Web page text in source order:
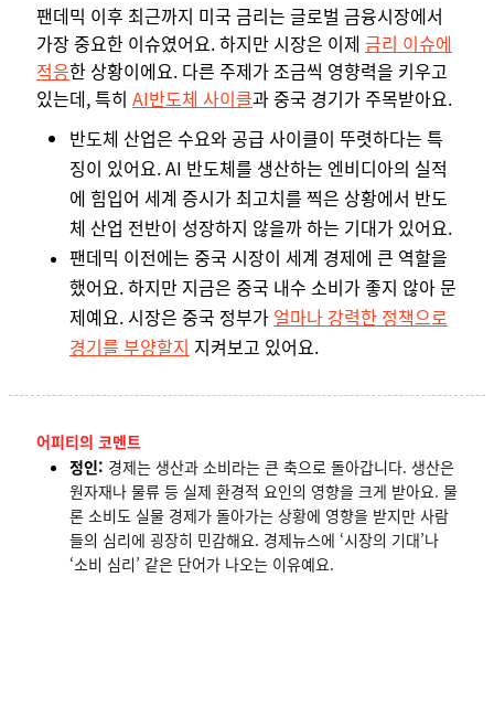
팬데믹 이후 최근까지 미국 금리는 글로벌 금융시장에서
가장 중요한 이슈였어요. 하지만 시장은 이제 금리 이슈에
적응한 상황이에요. 다른 주제가 조금씩 영향력을 키우고
있는데, 특히 AI반도체 사이클과 중국 경기가 주목받아요.
반도체 산업은 수요와 공급 사이클이 뚜렷하다는 특
징이 있어요. AI 반도체를 생산하는 엔비디아의 실적
에 힘입어 세계 증시가 최고치를 찍은 상황에서 반도
체 산업 전반이 성장하지 않을까 하는 기대가 있어요.
팬데믹 이전에는 중국 시장이 세계 경제에 큰 역할을
했어요. 하지만 지금은 중국 내수 소비가 좋지 않아 문
제예요. 시장은 중국 정부가 얼마나 강력한 정책으로
경기를 부양할지 지켜보고 있어요.
어피티의 코멘트
정인: 경제는 생산과 소비라는 큰 축으로 돌아갑니다. 생산은
원자재나 물류 등 실제 환경적 요인의 영향을 크게 받아요. 물
론 소비도 실물 경제가 돌아가는 상황에 영향을 받지만 사람
들의 심리에 굉장히 민감해요. 경제뉴스에 ‘시장의 기대’나
‘소비 심리’ 같은 단어가 나오는 이유예요.